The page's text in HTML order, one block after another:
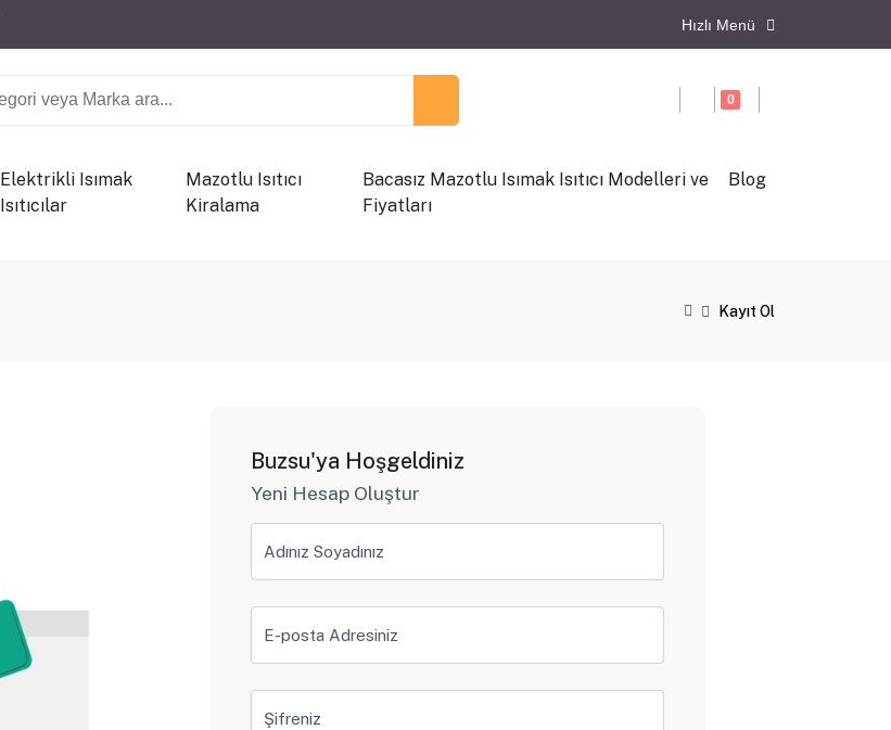
Hızlı Menü
0
Elektrikli Isımak
Isıtıcılar
Mazotlu Isıtıcı
Kiralama
Bacasız Mazotlu Isımak Isıtıcı Modelleri ve
Fiyatları
Blog
Kayıt Ol
Buzsu'ya Hoşgeldiniz
Yeni Hesap Oluştur
Adınız Soyadınız
E-posta Adresiniz
Şifreniz